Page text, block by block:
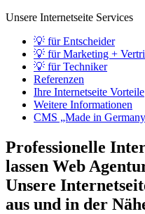
Unsere Internetseite Services
💡 für Entscheider
💡 für Marketing +
💡 für Techniker
Referenzen
Ihre Internetseite Vorteile
Weitere Informationen
CMS „Made in
Professionelle
lassen Web
Unsere
aus und in der